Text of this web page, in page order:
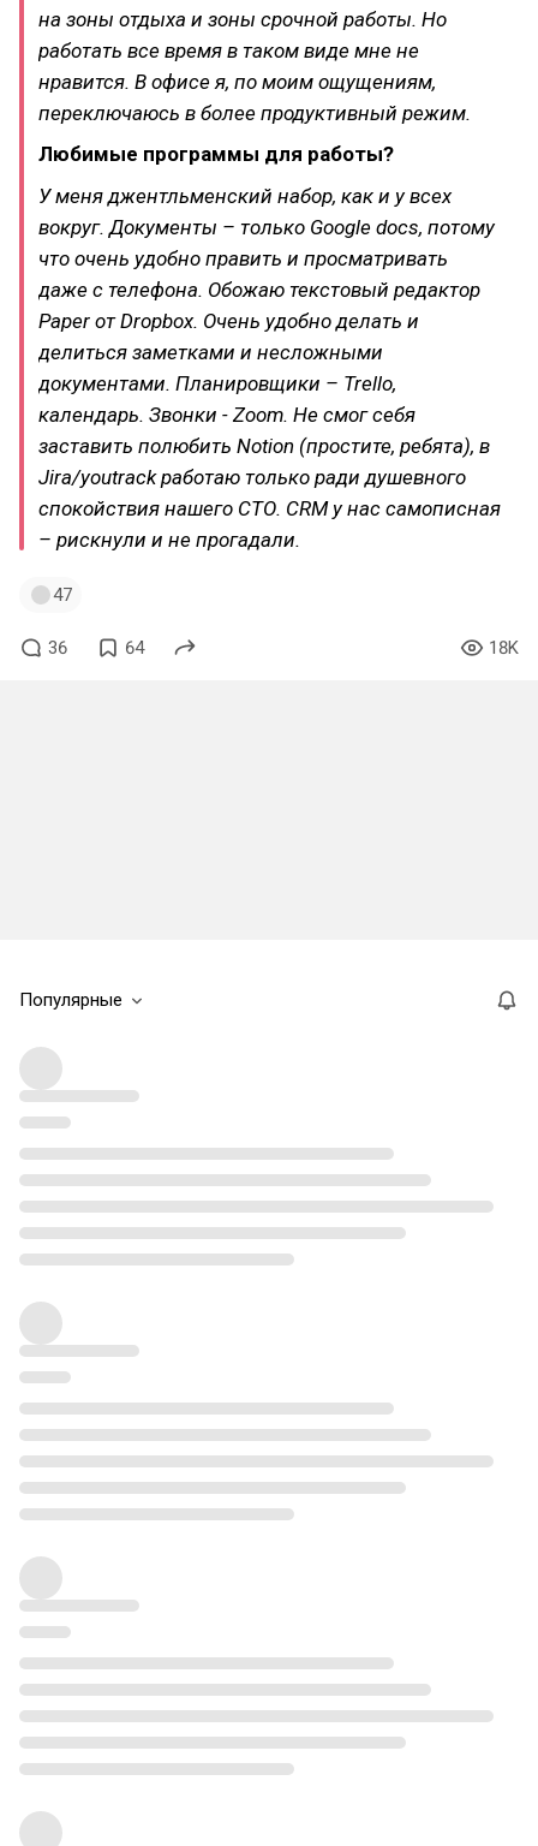
на зоны отдыха и зоны срочной работы. Но
работать все время в таком виде мне не
нравится. В офисе я, по моим ощущениям,
переключаюсь в более продуктивный режим.
Любимые программы для работы?
У меня джентльменский набор, как и у всех
вокруг. Документы – только Google docs, потому
что очень удобно править и просматривать
даже с телефона. Обожаю текстовый редактор
Paper от Dropbox. Очень удобно делать и
делиться заметками и несложными
документами. Планировщики – Trello,
календарь. Звонки - Zoom. Не смог себя
заставить полюбить Notion (простите, ребята), в
Jira/youtrack работаю только ради душевного
спокойствия нашего СТО. CRM у нас самописная
– рискнули и не прогадали.
47
36 64 18K
Популярные